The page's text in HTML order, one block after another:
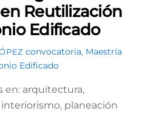
Reutilización
Edificado
convocatoria, Maestría
Edificado
en: arquitectura,
planeación